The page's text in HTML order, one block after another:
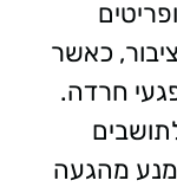
כאשר
חרדה.
מהגעה